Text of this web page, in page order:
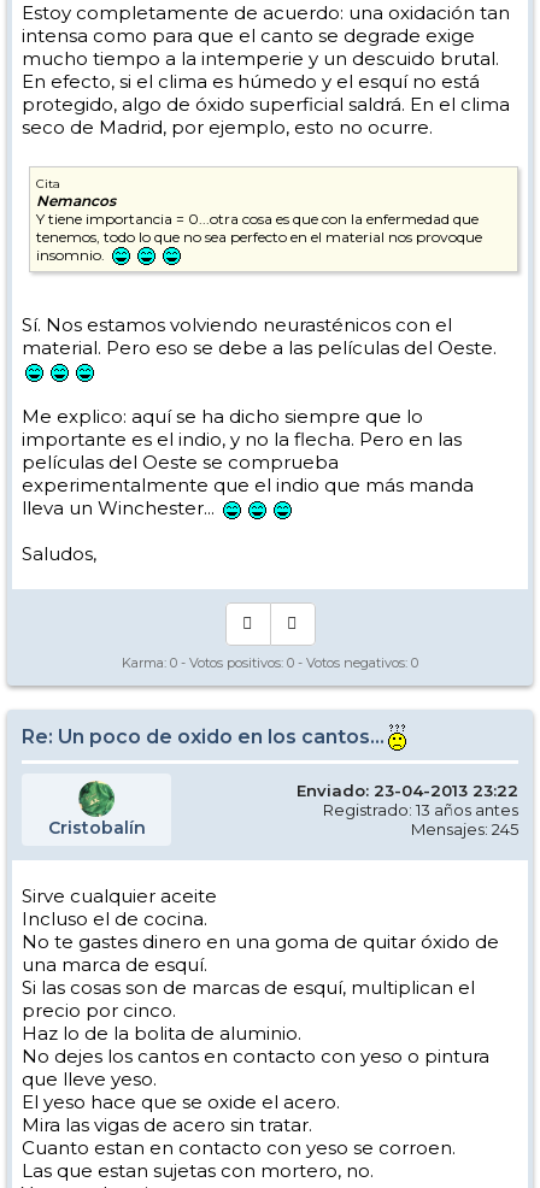
Estoy completamente de acuerdo: una oxidación tan
intensa como para que el canto se degrade exige
mucho tiempo a la intemperie y un descuido brutal.
En efecto, si el clima es húmedo y el esquí no está
protegido, algo de óxido superficial saldrá. En el clima
seco de Madrid, por ejemplo, esto no ocurre.
Cita
Nemancos
Y tiene importancia = 0...otra cosa es que con la enfermedad que
tenemos, todo lo que no sea perfecto en el material nos provoque
insomnio.
Sí. Nos estamos volviendo neurasténicos con el
material. Pero eso se debe a las películas del Oeste.
Me explico: aquí se ha dicho siempre que lo
importante es el indio, y no la flecha. Pero en las
películas del Oeste se comprueba
experimentalmente que el indio que más manda
lleva un Winchester...
Saludos,
Karma: 0 - Votos positivos: 0 - Votos negativos: 0
Re: Un poco de oxido en los cantos...
Cristobalín
Enviado: 23-04-2013 23:22
Registrado: 13 años antes
Mensajes: 245
Sirve cualquier aceite
Incluso el de cocina.
No te gastes dinero en una goma de quitar óxido de
una marca de esquí.
Si las cosas son de marcas de esquí, multiplican el
precio por cinco.
Haz lo de la bolita de aluminio.
No dejes los cantos en contacto con yeso o pintura
que lleve yeso.
El yeso hace que se oxide el acero.
Mira las vigas de acero sin tratar.
Cuanto estan en contacto con yeso se corroen.
Las que estan sujetas con mortero, no.